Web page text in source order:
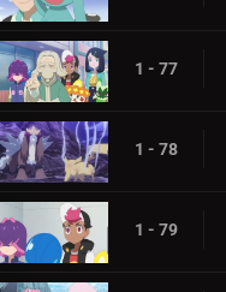
1 - 77
1 - 78
1 - 79